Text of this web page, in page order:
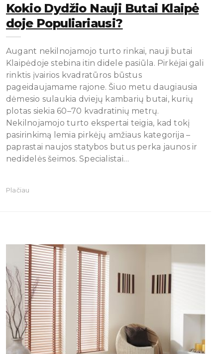
Kokio Dydžio Nauji Butai Klaipė
Doje Populiariausi?
Augant nekilnojamojo turto rinkai, nauji butai
Klaipėdoje stebina itin didele pasiūla. Pirkėjai gali
rinktis įvairios kvadratūros būstus
pageidaujamame rajone. Šiuo metu daugiausia
dėmesio sulaukia dviejų kambarių butai, kurių
plotas siekia 60–70 kvadratinių metrų.
Nekilnojamojo turto ekspertai teigia, kad tokį
pasirinkimą lemia pirkėjų amžiaus kategorija –
paprastai naujos statybos butus perka jaunos ir
nedidelės šeimos. Specialistai…
Plačiau